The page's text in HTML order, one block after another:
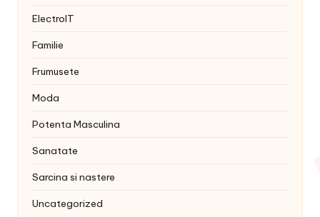
ElectroIT
Familie
Frumusete
Moda
Potenta Masculina
Sanatate
Sarcina si nastere
Uncategorized